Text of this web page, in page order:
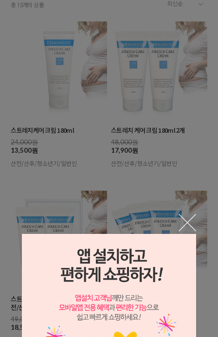
총 15개의 상품
스트레치케어 크림 180ml
24,000원
13,500원
산전/산후/청소년기/일반인
스트레치 케어 크림 180ml 2개
48,000원
17,900원
산전/산후/청소년기/일반인
스트레치 케어크림180ml 2개+포장/산
전/산후/청소년기/일반인
49,000원
18,500원
스트레치 케어 크림180mlx3개
72,000원
23,500원
임산부 일반인 청소년기